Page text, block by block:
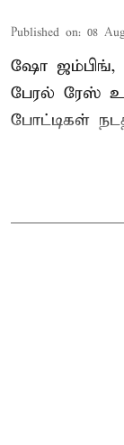
Published on: 08
ஷோ ஜம்பிங்,
பேரல் ரேஸ்
போட்டிகள்